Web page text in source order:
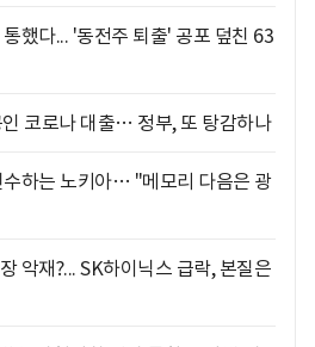
했다... '동전주 퇴출' 공포 덮친 63
코로나 대출… 정부, 또 탕감하나
수하는 노키아… "메모리 다음은 광
악재?... SK하이닉스 급락, 본질은